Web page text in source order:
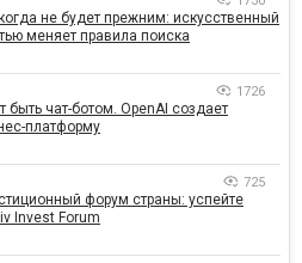
не будет прежним: искусственный
меняет правила поиска
1726
быть чат-ботом. OpenAI создает
платформу
725
форум страны: успейте
Invest Forum